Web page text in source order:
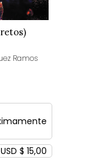
Ramos
USD $ 15,00